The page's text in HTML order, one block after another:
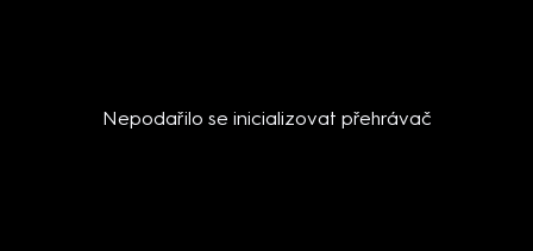
Nepodařilo se inicializovat přehrávač